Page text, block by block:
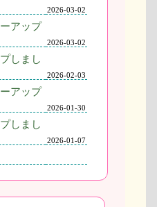
2026-03-02
アップ
2026-03-02
しまし
2026-02-03
アップ
2026-01-30
しまし
2026-01-07